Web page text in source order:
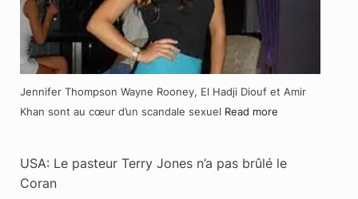
Jennifer Thompson Wayne Rooney, El Hadji Diouf et Amir
Khan sont au cœur d’un scandale sexuel Read more
USA: Le pasteur Terry Jones n’a pas brûlé le
Coran